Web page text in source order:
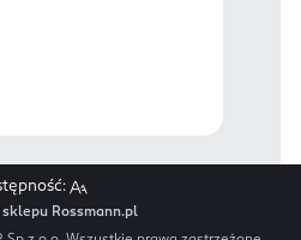
sklepu Rossmann.pl